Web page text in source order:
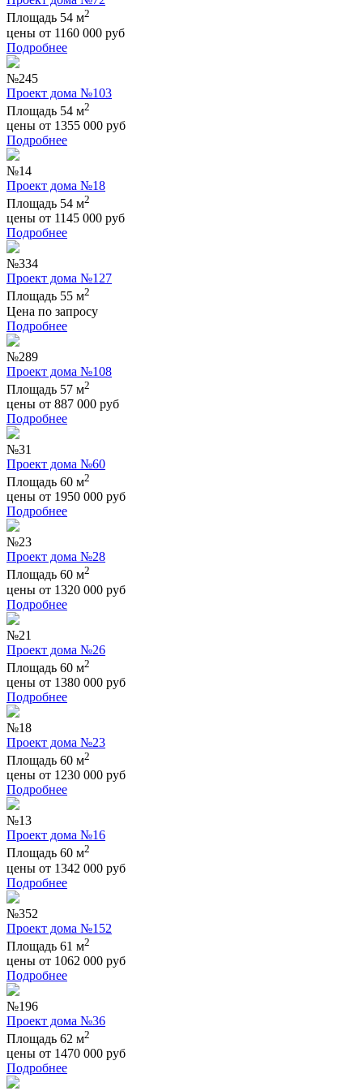
Площадь 54 м2
цены от 1160 000 руб
Подробнее
№245
Проект дома №103
Площадь 54 м2
цены от 1355 000 руб
Подробнее
№14
Проект дома №18
Площадь 54 м2
цены от 1145 000 руб
Подробнее
№334
Проект дома №127
Площадь 55 м2
Цена по запросу
Подробнее
№289
Проект дома №108
Площадь 57 м2
цены от 887 000 руб
Подробнее
№31
Проект дома №60
Площадь 60 м2
цены от 1950 000 руб
Подробнее
№23
Проект дома №28
Площадь 60 м2
цены от 1320 000 руб
Подробнее
№21
Проект дома №26
Площадь 60 м2
цены от 1380 000 руб
Подробнее
№18
Проект дома №23
Площадь 60 м2
цены от 1230 000 руб
Подробнее
№13
Проект дома №16
Площадь 60 м2
цены от 1342 000 руб
Подробнее
№352
Проект дома №152
Площадь 61 м2
цены от 1062 000 руб
Подробнее
№196
Проект дома №36
Площадь 62 м2
цены от 1470 000 руб
Подробнее